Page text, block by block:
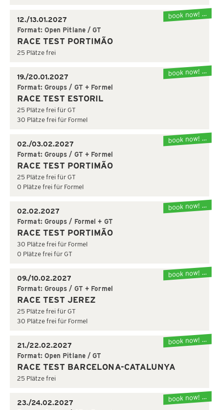
book now! …
12./13.01.2027
Format: Open Pitlane / GT
RACE TEST PORTIMÃO
25 Plätze frei
book now! …
19./20.01.2027
Format: Groups / GT + Formel
RACE TEST ESTORIL
25 Plätze frei für GT
30 Plätze frei für Formel
book now! …
02./03.02.2027
Format: Groups / GT + Formel
RACE TEST PORTIMÃO
25 Plätze frei für GT
0 Plätze frei für Formel
book now! …
02.02.2027
Format: Groups / Formel + GT
RACE TEST PORTIMÃO
30 Plätze frei für Formel
0 Plätze frei für GT
book now! …
09./10.02.2027
Format: Groups / GT + Formel
RACE TEST JEREZ
25 Plätze frei für GT
30 Plätze frei für Formel
book now! …
21./22.02.2027
Format: Open Pitlane / GT
RACE TEST BARCELONA-CATALUNYA
25 Plätze frei
book now! …
23./24.02.2027